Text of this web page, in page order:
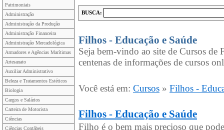
Patrimoniais
Administração
Administração da Produção
Administração Financeira
Administração Mercadológica
Armadores e Agências Marítimas
Artesanato
Auxiliar Administrativo
Beleza e Tratamentos Estéticos
Biologia
Cargos e Salários
Carteira de Motorista
Ciências
Ciências Contábeis
BUSCA:
Filhos - Educação e Saúde
Seja bem-vindo ao site de Cursos de
centenas de informações de cursos
Você está em: Cursos » Filhos -
Filhos - Educação e Saúde
Filho é o bem mais precioso que